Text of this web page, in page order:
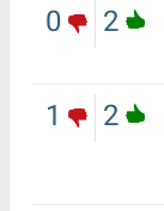
2
0
2
1